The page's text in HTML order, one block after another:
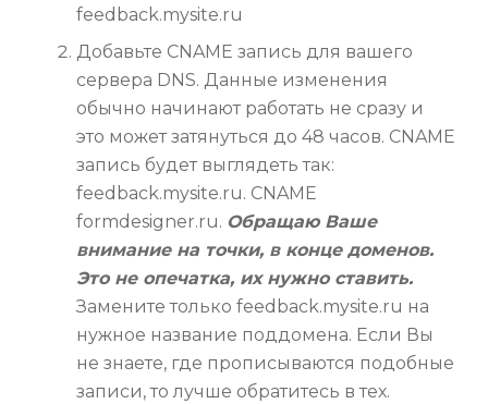
feedback.mysite.ru
Добавьте CNAME запись для вашего
сервера DNS. Данные изменения
обычно начинают работать не сразу и
это может затянуться до 48 часов. CNAME
запись будет выглядеть так:
feedback.mysite.ru. CNAME
formdesigner.ru. Обращаю Ваше
внимание на точки, в конце доменов.
Это не опечатка, их нужно ставить.
Замените только feedback.mysite.ru на
нужное название поддомена. Если Вы
не знаете, где прописываются подобные
записи, то лучше обратитесь в тех.